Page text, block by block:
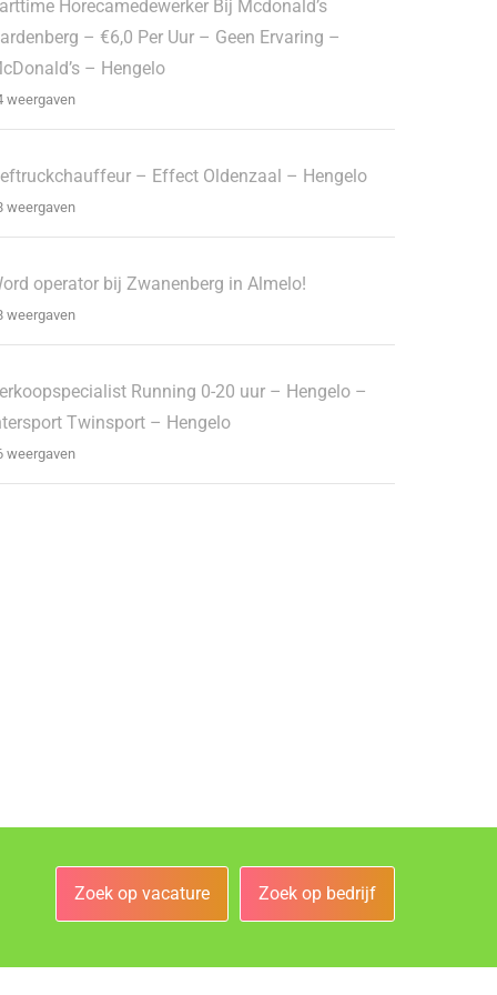
Horecamedewerker Bij Mcdonald’s
– €6,0 Per Uur – Geen Ervaring –
– Hengelo
weergaven
– Effect Oldenzaal – Hengelo
weergaven
operator bij Zwanenberg in Almelo!
weergaven
Running 0-20 uur – Hengelo –
Twinsport – Hengelo
weergaven
Zoek op vacature Zoek op bedrijf